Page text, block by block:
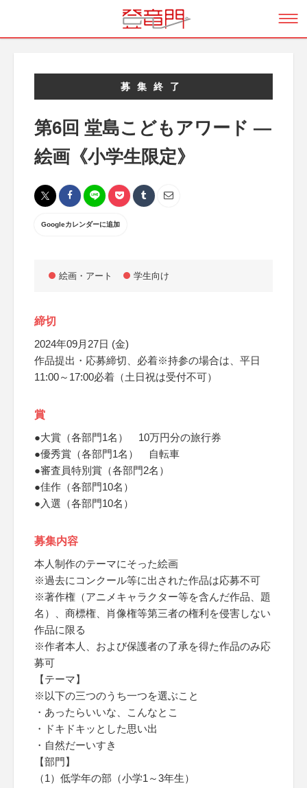
募集終了
第6回 堂島こどもアワード ―
絵画《小学生限定》
Googleカレンダーに追加
絵画・アート 学生向け
締切
2024年09月27日 (金)
作品提出・応募締切、必着※持参の場合は、平日
11:00～17:00必着（土日祝は受付不可）
賞
●大賞（各部門1名） 10万円分の旅行券
●優秀賞（各部門1名） 自転車
●審査員特別賞（各部門2名）
●佳作（各部門10名）
●入選（各部門10名）
募集内容
本人制作のテーマにそった絵画
※過去にコンクール等に出された作品は応募不可
※著作権（アニメキャラクター等を含んだ作品、題
名）、商標権、肖像権等第三者の権利を侵害しない
作品に限る
※作者本人、および保護者の了承を得た作品のみ応
募可
【テーマ】
※以下の三つのうち一つを選ぶこと
・あったらいいな、こんなとこ
・ドキドキッとした思い出
・自然だーいすき
【部門】
（1）低学年の部（小学1～3年生）